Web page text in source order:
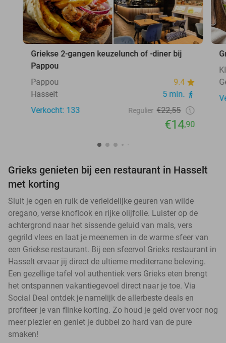
Griekse 2-gangen keuzelunch of -diner bij
Pappou
Pappou
9.4
Hasselt
5 min.
Verkocht: 133
Regulier €22,55
€14,90
Grieks genieten bij een restaurant in Hasselt
met korting
Sluit je ogen en ruik de verleidelijke geuren van wilde
oregano, verse knoflook en rijke olijfolie. Luister op de
achtergrond naar het sissende geluid van mals, vers
gegrild vlees en laat je meenemen in de warme sfeer van
een Griekse restaurant. Bij een sfeervol Grieks restaurant in
Hasselt ervaar jij direct de ultieme mediterrane beleving.
Een gezellige tafel vol authentiek vers Grieks eten brengt
het ontspannen vakantiegevoel direct naar je toe. Via
Social Deal ontdek je namelijk de allerbeste deals en
profiteer je van flinke korting. Zo houd je geld over voor nog
meer plezier en geniet je dubbel zo hard van de pure
smaken!